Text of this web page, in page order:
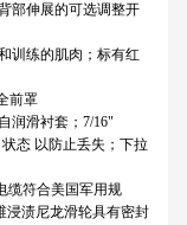
部伸展的可选调整开
训练的肌肉；标有红
前罩
润滑衬套；7/16"
态 以防止丢失；下拉
缆符合美国军用规
浸渍尼龙滑轮具有密封